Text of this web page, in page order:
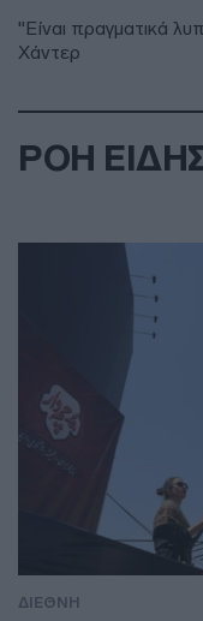
"Είναι πραγματικά
Χάντερ
ΡΟΗ
ΔΙΕΘΝΗ